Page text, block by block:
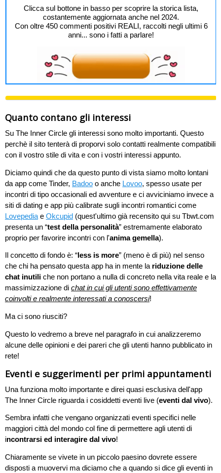
Clicca sul bottone in basso per scoprire la storica lista,
costantemente aggiornata anche nel 2024.
Con oltre 450 commenti positivi REALI, raccolti negli ultimi 6
anni... sono i fatti a parlare!
Quanto contano gli interessi
Su The Inner Circle gli interessi sono molto importanti. Questo
perchè il sito tenterà di proporvi solo contatti realmente compatibili
con il vostro stile di vita e con i vostri interessi appunto.
Diciamo quindi che da questo punto di vista siamo molto lontani
da app come Tinder, Badoo o anche Lovoo, spesso usate per
incontri di tipo occasionali ed avventure e ci avviciniamo invece a
siti di dating e app più calibrate sugli incontri romantici come
Lovepedia e Okcupid (quest'ultimo già recensito qui su Tbwt.com
presenta un “test della personalità” estremamente elaborato
proprio per favorire incontri con l'anima gemella).
Il concetto di fondo è: “less is more” (meno è di più) nel senso
che chi ha pensato questa app ha in mente la riduzione delle
chat inutili che non portano a nulla di concreto nella vita reale e la
massimizzazione di chat in cui gli utenti sono effettivamente
coinvolti e realmente interessati a conoscersi!
Ma ci sono riusciti?
Questo lo vedremo a breve nel paragrafo in cui analizzeremo
alcune delle opinioni e dei pareri che gli utenti hanno pubblicato in
rete!
Eventi e suggerimenti per primi appuntamenti
Una funziona molto importante e direi quasi esclusiva dell'app
The Inner Circle riguarda i cosiddetti eventi live (eventi dal vivo).
Sembra infatti che vengano organizzati eventi specifici nelle
maggiori città del mondo col fine di permettere agli utenti di
incontrarsi ed interagire dal vivo!
Chiaramente se vivete in un piccolo paesino dovrete essere
disposti a muovervi ma diciamo che a quando si dice gli eventi in